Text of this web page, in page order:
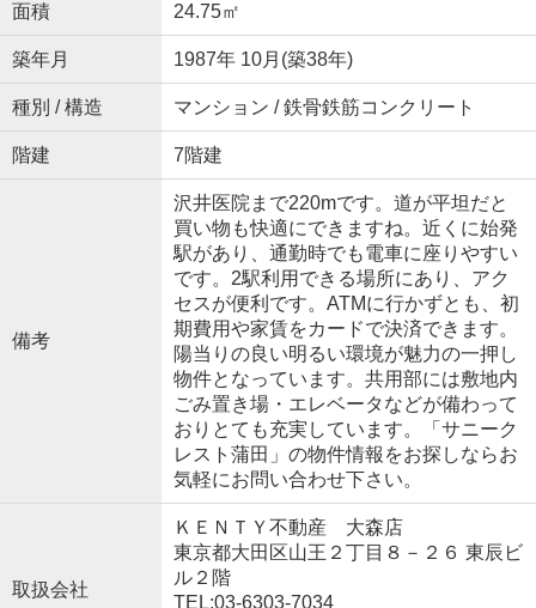
面積 24.75㎡
築年月 1987年 10月(築38年)
種別 / 構造 マンション / 鉄骨鉄筋コンクリート
階建 7階建
備考
沢井医院まで220mです。道が平坦だと
買い物も快適にできますね。近くに始発
駅があり、通勤時でも電車に座りやすい
です。2駅利用できる場所にあり、アク
セスが便利です。ATMに行かずとも、初
期費用や家賃をカードで決済できます。
陽当りの良い明るい環境が魅力の一押し
物件となっています。共用部には敷地内
ごみ置き場・エレベータなどが備わって
おりとても充実しています。「サニーク
レスト蒲田」の物件情報をお探しならお
気軽にお問い合わせ下さい。
取扱会社
ＫＥＮＴＹ不動産 大森店
東京都大田区山王２丁目８－２６ 東辰ビ
ル２階
TEL:03-6303-7034